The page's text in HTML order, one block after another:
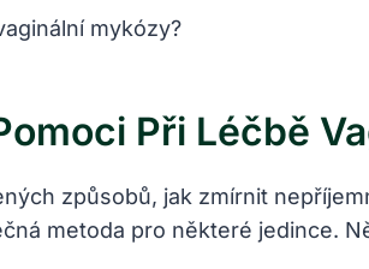
Při Léčbě
způsobů, jak zmírnit
metoda pro některé jedince.